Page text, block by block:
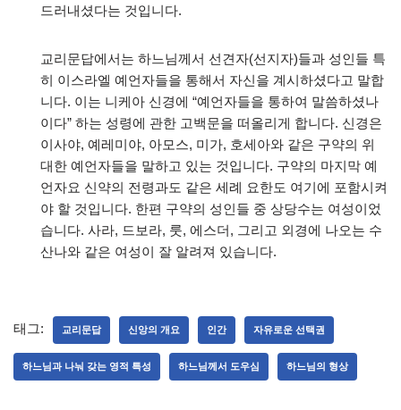
드러내셨다는 것입니다.
교리문답에서는 하느님께서 선견자(선지자)들과 성인들 특
히 이스라엘 예언자들을 통해서 자신을 계시하셨다고 말합
니다. 이는 니케아 신경에 “예언자들을 통하여 말씀하셨나
이다” 하는 성령에 관한 고백문을 떠올리게 합니다. 신경은
이사야, 예레미야, 아모스, 미가, 호세아와 같은 구약의 위
대한 예언자들을 말하고 있는 것입니다. 구약의 마지막 예
언자요 신약의 전령과도 같은 세례 요한도 여기에 포함시켜
야 할 것입니다. 한편 구약의 성인들 중 상당수는 여성이었
습니다. 사라, 드보라, 룻, 에스더, 그리고 외경에 나오는 수
산나와 같은 여성이 잘 알려져 있습니다.
태그: 교리문답 신앙의 개요 인간 자유로운 선택권
하느님과 나눠 갖는 영적 특성 하느님께서 도우심 하느님의 형상